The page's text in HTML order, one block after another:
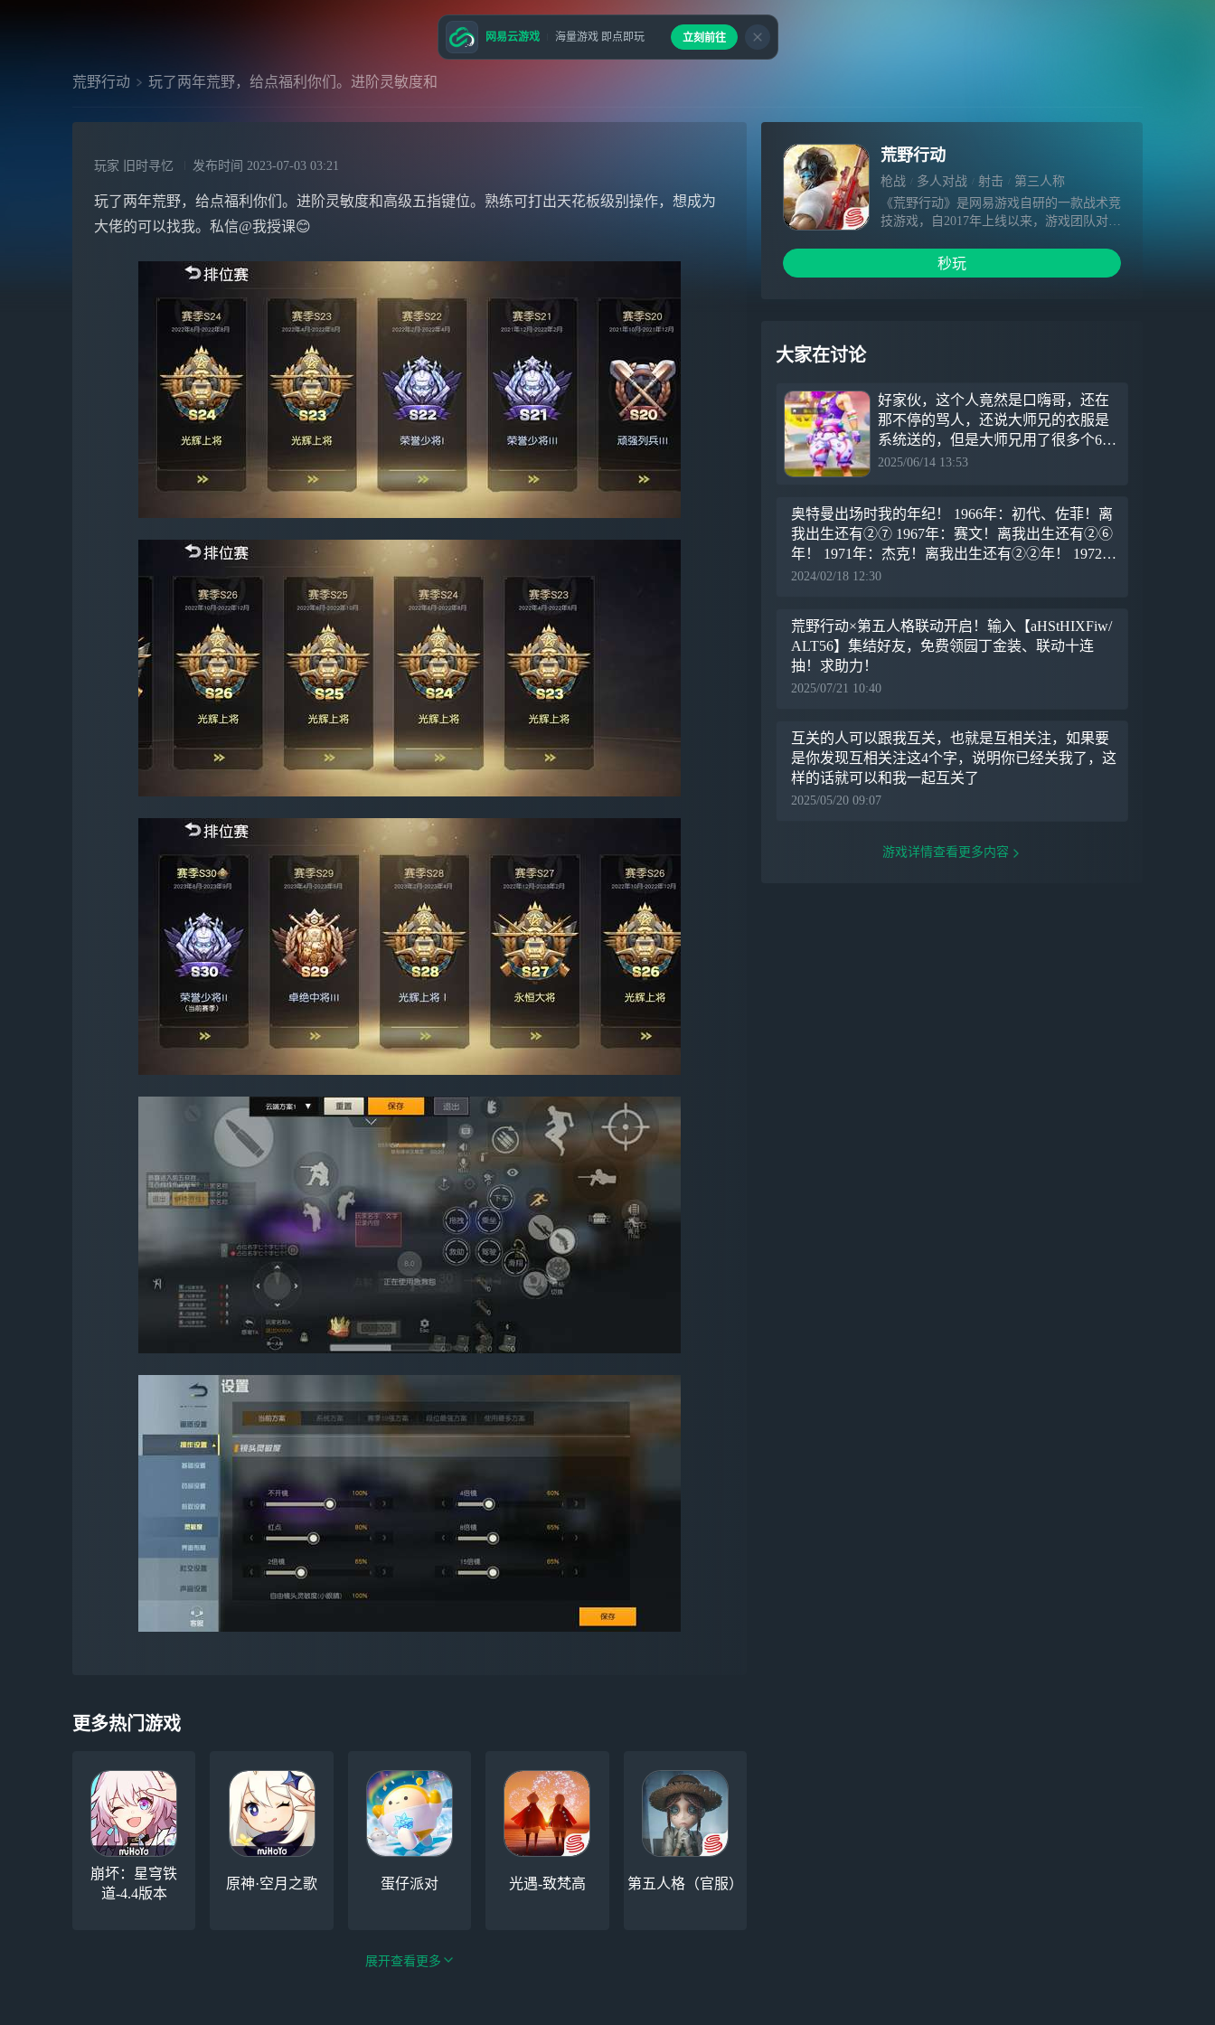
荒野行动 玩了两年荒野，给点福利你们。进阶灵敏度和
玩家 旧时寻忆 发布时间 2023-07-03 03:21
玩了两年荒野，给点福利你们。进阶灵敏度和高级五指键位。熟练可打出天花板级别操作，想成为
大佬的可以找我。私信@我授课😊
荒野行动
枪战 多人对战 射击
第三人称
《荒野行动》是网易游戏自研的一款战术竞
技游戏，自2017年上线以来，游戏团队对玩
仅创造了许多新鲜有趣的玩法，还率先在游
戏内引入国产正能量元素，与多个经典动漫
秒玩
大家在讨论
好家伙，这个人竟然是口嗨哥，还在
那不停的骂人，还说大师兄的衣服是
系统送的，但是大师兄用了很多个648
充的，还说是系统送的，我＊
2025/06/14 13:53
奥特曼出场时我的年纪！ 1966年：初代、佐菲！离
我出生还有②⑦ 1967年：赛文！离我出生还有②⑥
年！ 1971年：杰克！离我出生还有②②年！ 1972
年：艾斯、奥特之父！离我出生还有②①年
2024/02/18 12:30
荒野行动×第五人格联动开启！输入【aHStHIXFiw/
ALT56】集结好友，免费领园丁金装、联动十连
抽！求助力！
2025/07/21 10:40
互关的人可以跟我互关，也就是互相关注，如果要
是你发现互相关注这4个字，说明你已经关我了，这
样的话就可以和我一起互关了
2025/05/20 09:07
游戏详情查看更多内容
更多热门游戏
崩坏：星穹铁
道-4.4版本
原神·空月之歌 蛋仔派对 光遇-致梵高 第五人格（官服）
展开查看更多
网易云游戏 海量游戏 即点即玩 立刻前往